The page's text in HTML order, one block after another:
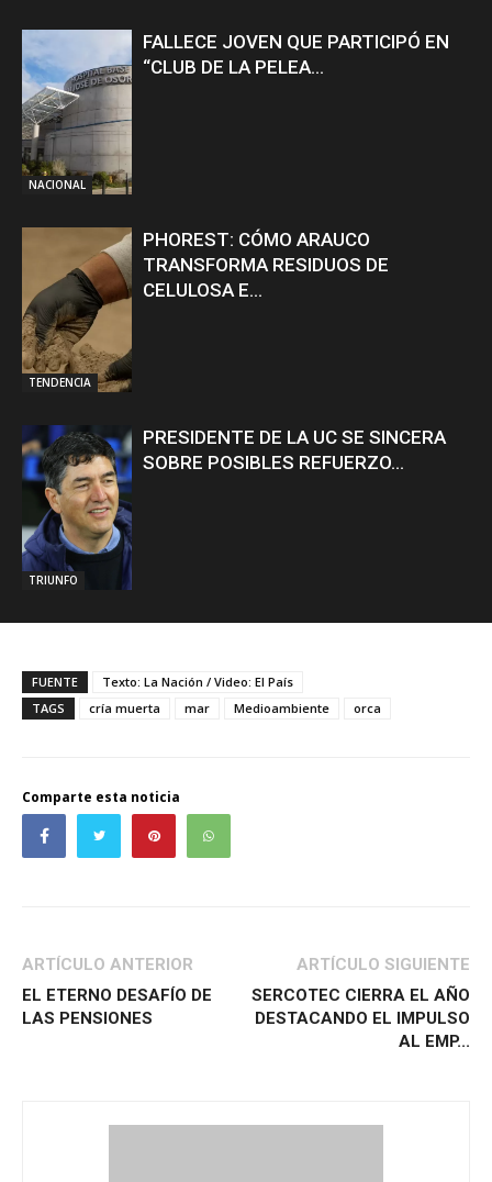
NACIONAL
FALLECE JOVEN QUE PARTICIPÓ EN
“CLUB DE LA PELEA...
TENDENCIA
PHOREST: CÓMO ARAUCO
TRANSFORMA RESIDUOS DE
CELULOSA E...
TRIUNFO
PRESIDENTE DE LA UC SE SINCERA
SOBRE POSIBLES REFUERZO...
FUENTE
Texto: La Nación / Video: El País
TAGS
cría muerta mar Medioambiente orca
Comparte esta noticia
ARTÍCULO ANTERIOR
EL ETERNO DESAFÍO DE
LAS PENSIONES
ARTÍCULO SIGUIENTE
SERCOTEC CIERRA EL AÑO
DESTACANDO EL IMPULSO
AL EMP...